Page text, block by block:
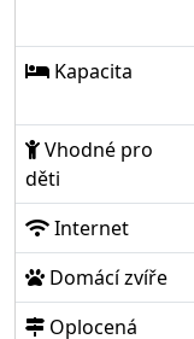
Kapacita
Vhodné pro
děti
Internet
Domácí zvíře
Oplocená